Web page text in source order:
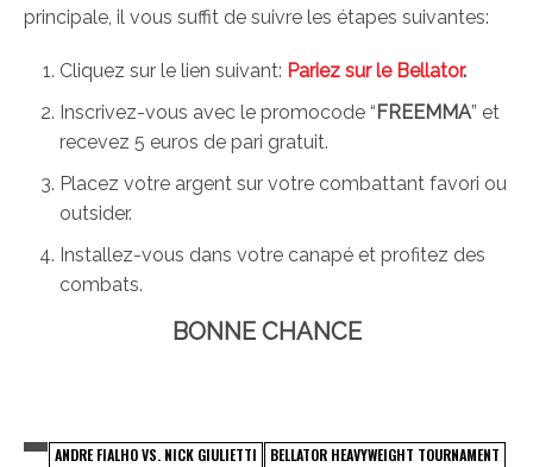
principale, il vous suffit de suivre les étapes suivantes:
Cliquez sur le lien suivant: Pariez sur le Bellator.
Inscrivez-vous avec le promocode “FREEMMA” et
recevez 5 euros de pari gratuit.
Placez votre argent sur votre combattant favori ou
outsider.
Installez-vous dans votre canapé et profitez des
combats.
BONNE CHANCE
ANDRE FIALHO VS. NICK GIULIETTI
BELLATOR HEAVYWEIGHT TOURNAMENT